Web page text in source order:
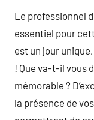
Le professionnel
essentiel pour
est un jour
! Que va-t-il vous
mémorable ?
la présence de